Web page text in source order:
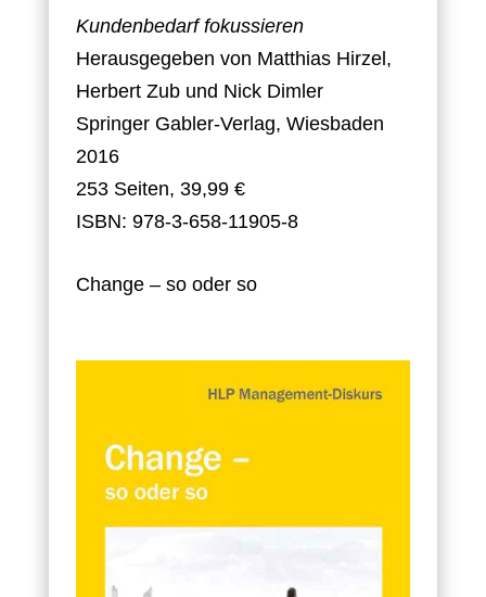
Kundenbedarf fokussieren
Herausgegeben von Matthias Hirzel,
Herbert Zub und Nick Dimler
Springer Gabler-Verlag, Wiesbaden
2016
253 Seiten, 39,99 €
ISBN: 978-3-658-11905-8
Change – so oder so